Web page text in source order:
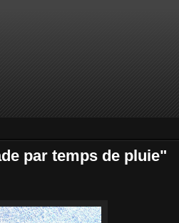
par temps de pluie"